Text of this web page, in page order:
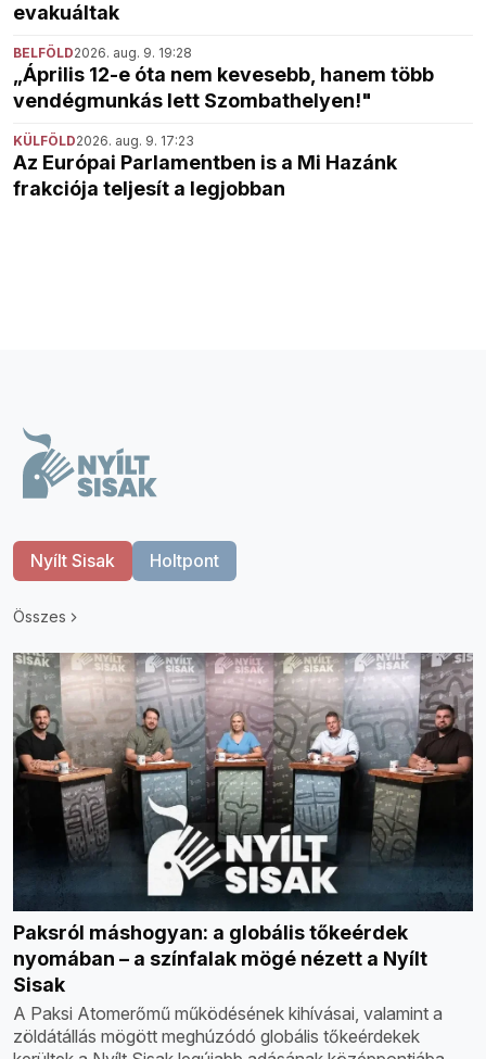
evakuáltak
BELFÖLD2026. aug. 9. 19:28
„Április 12-e óta nem kevesebb, hanem több
vendégmunkás lett Szombathelyen!"
KÜLFÖLD2026. aug. 9. 17:23
Az Európai Parlamentben is a Mi Hazánk
frakciója teljesít a legjobban
Nyílt Sisak Holtpont
Összes
Paksról máshogyan: a globális tőkeérdek
nyomában – a színfalak mögé nézett a Nyílt
Sisak
A Paksi Atomerőmű működésének kihívásai, valamint a
zöldátállás mögött meghúzódó globális tőkeérdekek